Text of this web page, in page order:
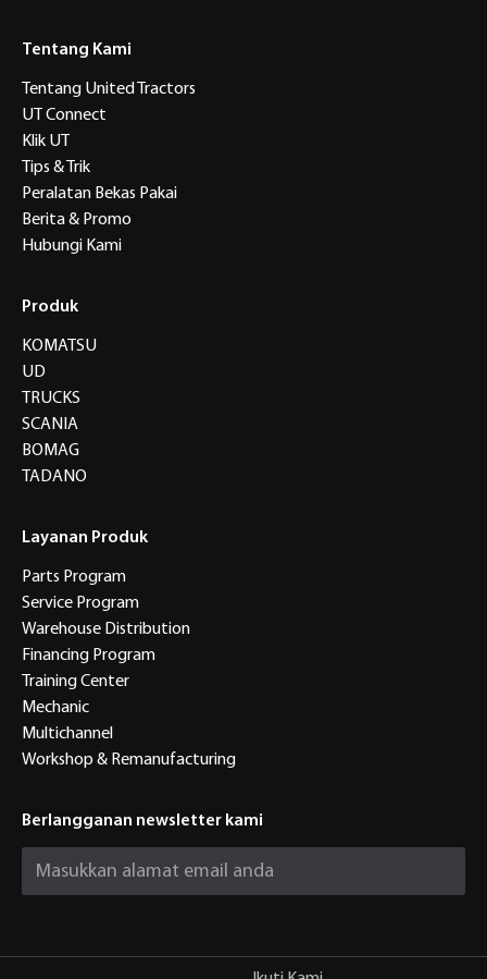
Tentang Kami
Tentang United Tractors
UT Connect
Klik UT
Tips & Trik
Peralatan Bekas Pakai
Berita & Promo
Hubungi Kami
Produk
KOMATSU
UD
TRUCKS
SCANIA
BOMAG
TADANO
Layanan Produk
Parts Program
Service Program
Warehouse Distribution
Financing Program
Training Center
Mechanic
Multichannel
Workshop & Remanufacturing
Berlangganan newsletter kami